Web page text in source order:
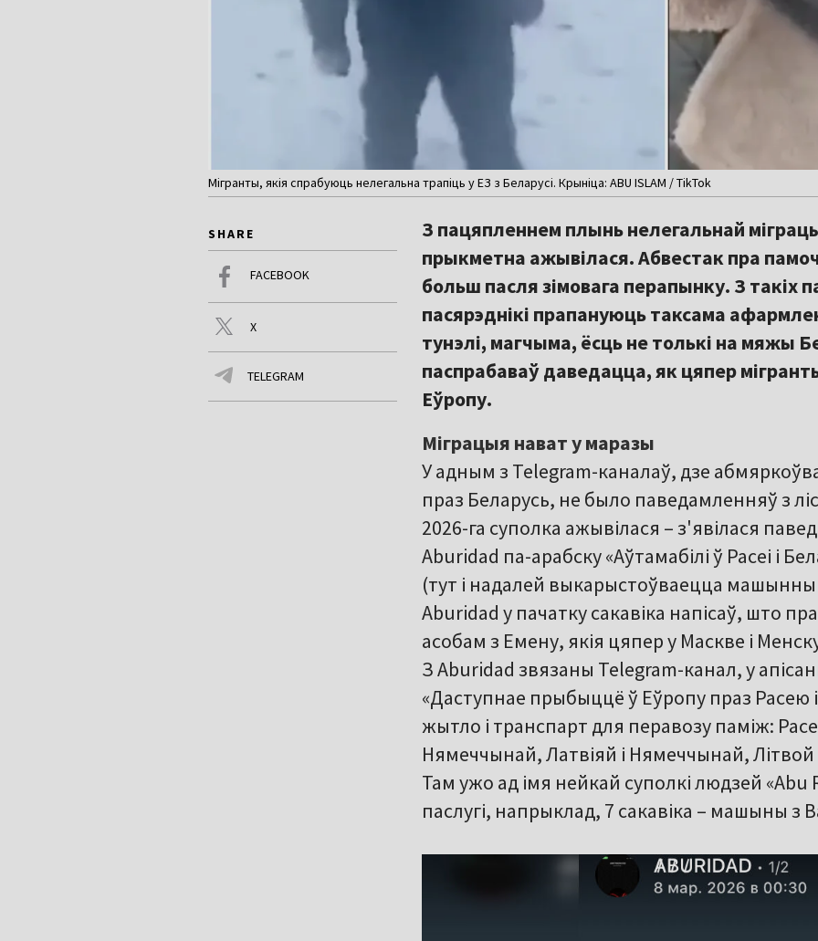
Мігранты, якія спрабуюць нелегальна трапіць у ЕЗ з Беларусі. Крыніца: ABU ISLAM / TikTok
SHARE
FACEBOOK
X
TELEGRAM
З пацяпленнем плынь нелегальнай
прыкметна ажывілася. Абвестак пра
больш пасля зімовага перапынку. З такіх
пасярэднікі прапануюць таксама
тунэлі, магчыма, ёсць не толькі на мяжы
паспрабаваў даведацца, як цяпер
Еўропу.
Міграцыя нават у маразы
У адным з Telegram-каналаў, дзе
праз Беларусь, не было паведамленняў з
2026-га суполка ажывілася – з'явілася
Aburidad па-арабску «Аўтамабілі ў Расеі і
(тут і надалей выкарыстоўваецца машынны
Aburidad у пачатку сакавіка напісаў, што
асобам з Емену, якія цяпер у Маскве і
З Aburidad звязаны Telegram-канал, у
«Даступнае прыбыццё ў Еўропу праз Расею
жытло і транспарт для перавозу паміж:
Нямеччынай, Латвіяй і Нямеччынай,
Там ужо ад імя нейкай суполкі людзей
паслугі, напрыклад, 7 сакавіка – машыны з